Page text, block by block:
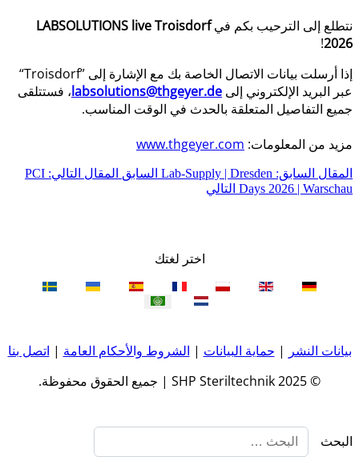
نتطلع إلى الترحيب بكم فيLABSOLUTIONS live Troisdorf
2026
!
إذا أرسلت بيانات الاتصال الخاصة بك مع الإشارة إلى ”Troisdorf“
عبر البريد الإلكتروني إلى labsolutions@thgeyer.de، فستتلقى
جميع التفاصيل المتعلقة بالحدث في الوقت المناسب.
مزيد من المعلومات: www.thgeyer.com
المقال السابق: Lab-Supply | Dresden السابق
المقال التالي: PCI
Days 2026 | Warschau التالي
اختر لغتك
بيانات النشر | حماية البيانات | الشروط والأحكام العامة | اتصل بنا
© 2025 SHP Steriltechnik | جميع الحقوق محفوظة.
البحث